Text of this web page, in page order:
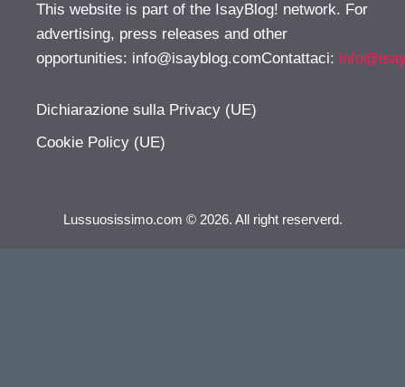
This website is part of the IsayBlog! network. For
advertising, press releases and other
opportunities: info@isayblog.comContattaci:
Dichiarazione sulla Privacy (UE)
Cookie Policy (UE)
Lussuosissimo.com © 2026. All right reserverd.